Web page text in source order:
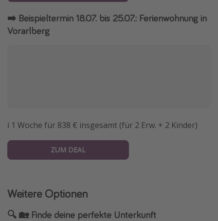
➡️ Beispieltermin 18.07. bis 25.07.: Ferienwohnung in
Vorarlberg
ℹ️ 1 Woche für 838 € insgesamt (für 2 Erw. + 2 Kinder)
ZUM DEAL
Weitere Optionen
🔍 🏡 Finde deine perfekte Unterkunft